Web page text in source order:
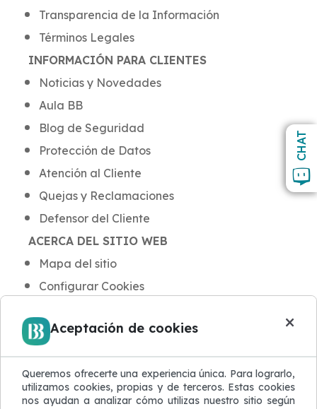
Aceptación de cookies ×
Queremos ofrecerte una experiencia única. Para lograrlo,
utilizamos cookies, propias y de terceros. Estas cookies
nos ayudan a analizar cómo utilizas nuestro sitio según
CHAT
Transparencia de la Información
Términos Legales
INFORMACIÓN PARA CLIENTES
Noticias y Novedades
Aula BB
Blog de Seguridad
Protección de Datos
Atención al Cliente
Quejas y Reclamaciones
Defensor del Cliente
ACERCA DEL SITIO WEB
Mapa del sitio
Configurar Cookies